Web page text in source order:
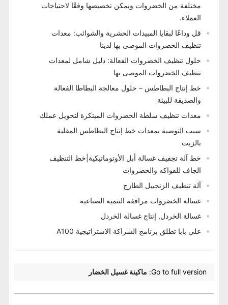
مختلفة من الخضروات ويمكن تخصيصها وفقًا لاحتياجات
العملاء.
قل وداعًا لبقايا المبيدات الحشرية والشوائب: معدات
تنظيف الخضروات الموصى بها لدينا
حلول تنظيف الخضروات الفعالة: دليل شامل لمعدات
تنظيف الخضروات الموصى بها
خط إنتاج البطاطس – حلول معالجة البطاطا الفعالة
والصديقة للبيئة
معدات تنظيف سلطة الخضروات المبتكرة لتحويل عملك
سبب التوصية بمعدات خط إنتاج البطاطس المقلية
بالزيت
خط آلة تجفيف غسالة أبل الأوتوماتيكية|خط التنظيف
الجاف للفواكه والخضروات
آلة تنظيف الزنجبيل الطازج
غسالة الخضروات مرافقة التنمية الصناعية
غسالة الخردل, إنتاج غسالة الخردل
علي بابا تطلق برنامج الشراكة الاستراتيجية A100
Go to full version
: ماكينة غسيل الخضار